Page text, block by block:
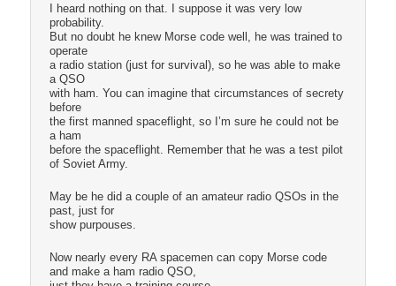
I heard nothing on that. I suppose it was very low
probability.
But no doubt he knew Morse code well, he was trained to
operate
a radio station (just for survival), so he was able to make
a QSO
with ham. You can imagine that circumstances of secrety
before
the first manned spaceflight, so I’m sure he could not be
a ham
before the spaceflight. Remember that he was a test pilot
of Soviet Army.
May be he did a couple of an amateur radio QSOs in the
past, just for
show purpouses.
Now nearly every RA spacemen can copy Morse code
and make a ham radio QSO,